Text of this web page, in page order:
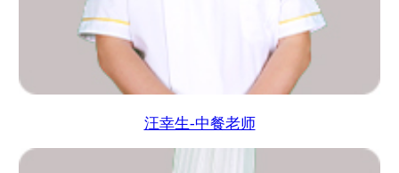
汪幸生-中餐老师